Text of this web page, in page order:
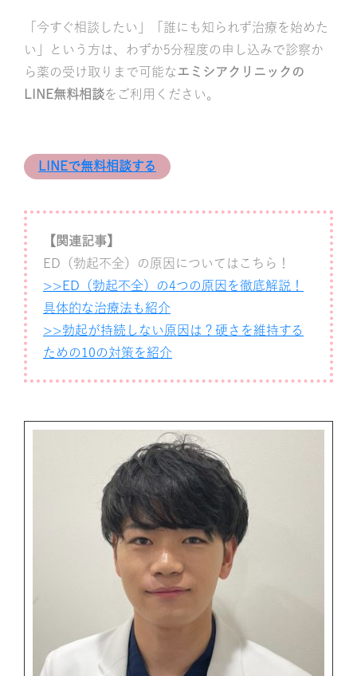
「今すぐ相談したい」「誰にも知られず治療を始めた
い」という方は、わずか5分程度の申し込みで診察か
ら薬の受け取りまで可能なエミシアクリニックの
LINE無料相談をご利用ください。
LINEで無料相談する
【関連記事】
ED（勃起不全）の原因についてはこちら！
>>ED（勃起不全）の4つの原因を徹底解説！
具体的な治療法も紹介
>>勃起が持続しない原因は？硬さを維持する
ための10の対策を紹介